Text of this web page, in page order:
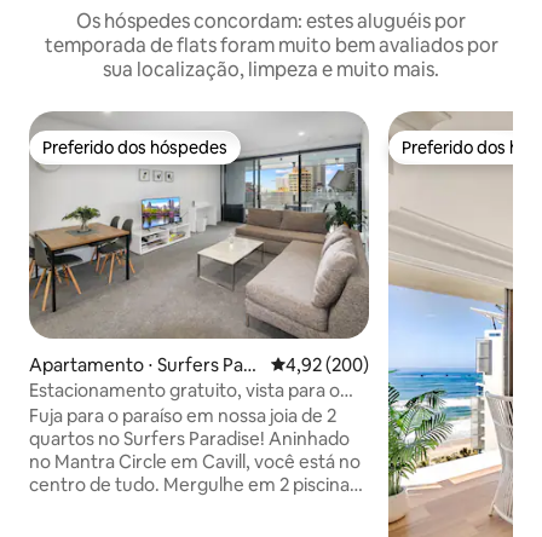
Os hóspedes concordam: estes aluguéis por
temporada de flats foram muito bem avaliados por
sua localização, limpeza e muito mais.
Preferido dos hóspedes
Preferido dos hóspedes
Apartamento ⋅ Surfers Para
dise
4,92 de uma avaliação média de
4,92 (200)
Estacionamento gratuito, vista para o
mar, localização e instalações
Fuja para o paraíso em nossa joia de 2
quartos no Surfers Paradise! Aninhado
no Mantra Circle em Cavill, você está no
centro de tudo. Mergulhe em 2 piscinas
Preferido dos
Preferido dos